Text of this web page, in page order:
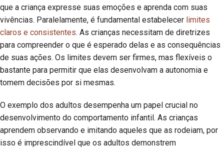
que a criança expresse suas emoções e aprenda com suas
vivências. Paralelamente, é fundamental estabelecer limites
claros e consistentes. As crianças necessitam de diretrizes
para compreender o que é esperado delas e as consequências
de suas ações. Os limites devem ser firmes, mas flexíveis o
bastante para permitir que elas desenvolvam a autonomia e
tomem decisões por si mesmas.
O exemplo dos adultos desempenha um papel crucial no
desenvolvimento do comportamento infantil. As crianças
aprendem observando e imitando aqueles que as rodeiam, por
isso é imprescindível que os adultos demonstrem